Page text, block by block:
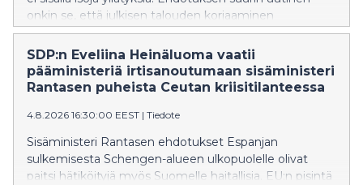
onkin se, että julkisen talouden korjaaminen
työnnetään seuraavan hallituksen syliin, SDP:n Joona
Räsänen toteaa.
SDP:n Eveliina Heinäluoma vaatii
pääministeriä irtisanoutumaan sisäministeri
Rantasen puheista Ceutan kriisitilanteessa
4.8.2026 16:30:00 EEST | Tiedote
Sisäministeri Rantasen ehdotukset Espanjan
sulkemisesta Schengen-alueen ulkopuolelle olivat
paitsi hätiköityjä myös Suomelle haitallisia. EU:n pisintä